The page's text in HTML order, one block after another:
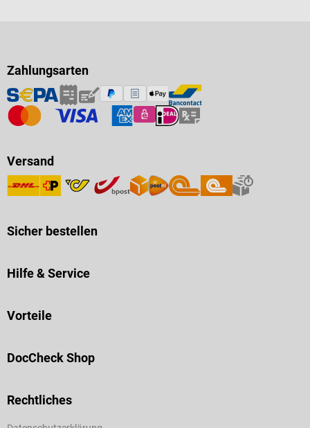
Zahlungsarten
Versand
Sicher bestellen
Hilfe & Service
Vorteile
DocCheck Shop
Rechtliches